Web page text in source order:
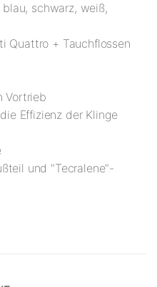
schwarz, weiß,
Quattro + Tauchflossen
Vortrieb
Effizienz der Klinge
und "Tecralene"-